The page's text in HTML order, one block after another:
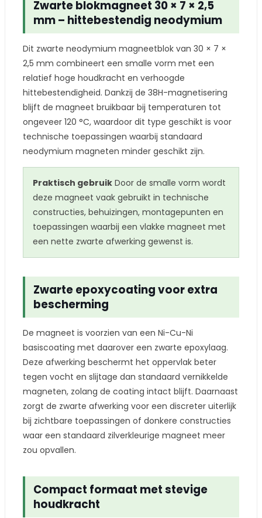
Zwarte blokmagneet 30 × 7 × 2,5
mm – hittebestendig neodymium
Dit zwarte neodymium magneetblok van 30 × 7 ×
2,5 mm combineert een smalle vorm met een
relatief hoge houdkracht en verhoogde
hittebestendigheid. Dankzij de 38H-magnetisering
blijft de magneet bruikbaar bij temperaturen tot
ongeveer 120 °C, waardoor dit type geschikt is voor
technische toepassingen waarbij standaard
neodymium magneten minder geschikt zijn.
Praktisch gebruik Door de smalle vorm wordt
deze magneet vaak gebruikt in technische
constructies, behuizingen, montagepunten en
toepassingen waarbij een vlakke magneet met
een nette zwarte afwerking gewenst is.
Zwarte epoxycoating voor extra
bescherming
De magneet is voorzien van een Ni-Cu-Ni
basiscoating met daarover een zwarte epoxylaag.
Deze afwerking beschermt het oppervlak beter
tegen vocht en slijtage dan standaard vernikkelde
magneten, zolang de coating intact blijft. Daarnaast
zorgt de zwarte afwerking voor een discreter uiterlijk
bij zichtbare toepassingen of donkere constructies
waar een standaard zilverkleurige magneet meer
zou opvallen.
Compact formaat met stevige
houdkracht